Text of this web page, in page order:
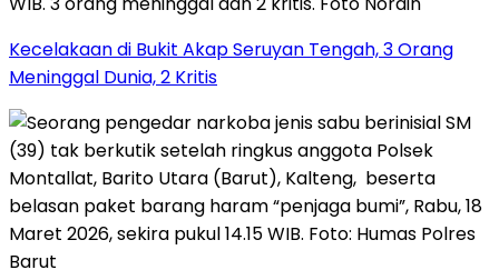
Kecelakaan di Bukit Akap Seruyan Tengah, 3 Orang
Meninggal Dunia, 2 Kritis